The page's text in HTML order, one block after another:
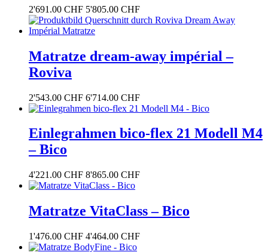
2'691.00 CHF 5'805.00 CHF
Matratze dream-away impérial –
Roviva
2'543.00 CHF 6'714.00 CHF
Einlegrahmen bico-flex 21 Modell M4
– Bico
4'221.00 CHF 8'865.00 CHF
Matratze VitaClass – Bico
1'476.00 CHF 4'464.00 CHF